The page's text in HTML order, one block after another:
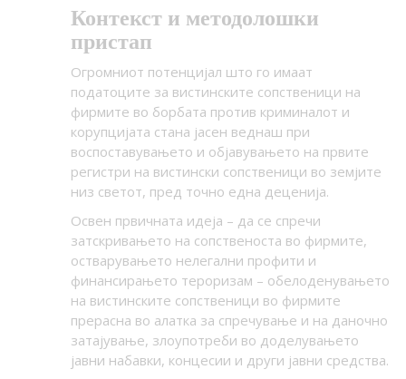
Контекст и методолошки
пристап
Огромниот потенцијал што го имаат
податоците за вистинските сопственици на
фирмите во борбата против криминалот и
корупцијата стана јасен веднаш при
воспоставувањето и објавувањето на првите
регистри на вистински сопственици во земјите
низ светот, пред точно една деценија.
Освен првичната идеја – да се спречи
затскривањето на сопственоста во фирмите,
остварувањето нелегални профити и
финансирањето тероризам – обелоденувањето
на вистинските сопственици во фирмите
прерасна во алатка за спречување и на даночно
затајување, злоупотреби во доделувањето
јавни набавки, концесии и други јавни средства.